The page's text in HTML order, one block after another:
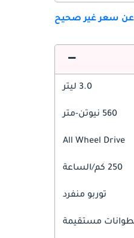
عن سعر غير صحيح
3.0 ليتر
560 نيوتن-متر
All Wheel Drive
250 كم/الساعة
توربو منفرد
مستقيمة